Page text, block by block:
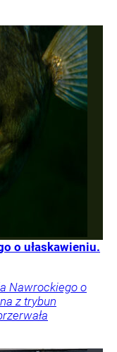
o ułaskawieniu.
Nawrockiego o
z trybun